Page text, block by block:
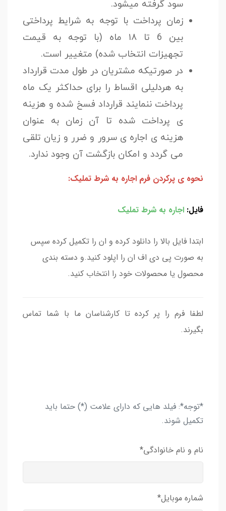
*توجه*: فیلد هایی که دارای علامت (*) حتما باید
تکمیل شوند.
نام و نام خانوادگی*
شماره موبایل*
سود گرفته میشود.
زمان پرداخت با توجه به شرایط پرداختی
بین 6 تا ۱۸ ماه (با توجه به قیمت
تجهیزات انتخاب شده) متغییر است.
در صورتیکه مشتریان در طول مدت قرارداد
به هردلیلی اقساط را برای حداکثر یک ماه
پرداخت ننمایند قرارداد فسخ شده و هزینه
ی پرداخت شده تا آن زمان به عنوان
هزینه ی اجاره ی سرور و ضرر و زیان تلقی
می گردد و امکان بازگشت آن وجود ندارد.
نحوه ی پرکردن فرم اجاره به شرط تملیک:
فایل: اجاره به شرط تملیک
ابتدا فایل بالا را دانلود کرده و ان را تکمیل کرده سپس
به صورت پی دی اف ان را اپلود کنید.و دسته بندی
محصول یا محصولات خود را انتخاب کنید.
لطفا فرم را پر کرده تا کارشناسان ما با شما تماس
بگیرند.